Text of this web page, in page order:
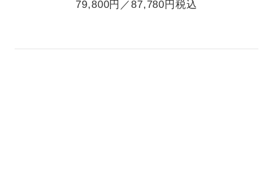
79,800円／87,780円税込